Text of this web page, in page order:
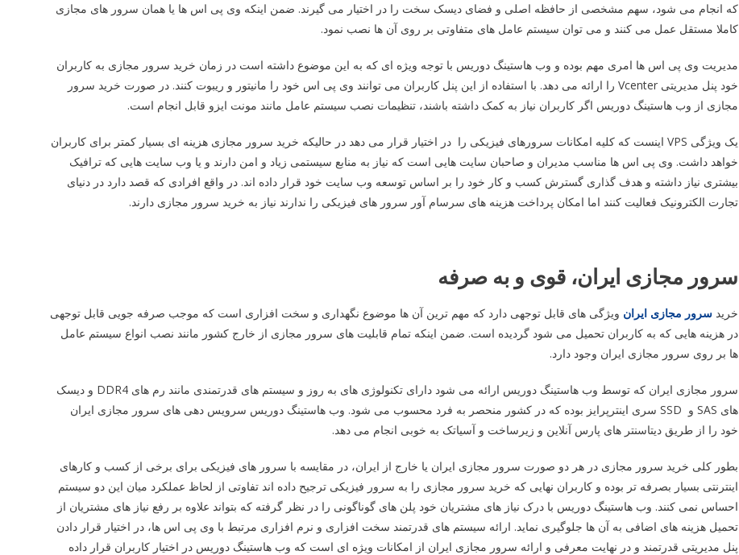
که انجام می شود، سهم مشخصی از حافظه اصلی و فضای دیسک سخت را در اختیار می گیرند. ضمن اینکه وی پی اس ها یا همان سرور های مجازی
کاملا مستقل عمل می کنند و می توان سیستم عامل های متفاوتی بر روی آن ها نصب نمود.
مدیریت وی پی اس ها امری مهم بوده و وب هاستینگ دوریس با توجه ویژه ای که به این موضوع داشته است در زمان خرید سرور مجازی به کاربران
خود پنل مدیریتی Vcenter را ارائه می دهد. با استفاده از این پنل کاربران می توانند وی پی اس خود را مانیتور و ریبوت کنند. در صورت خرید سرور
مجازی از وب هاستینگ دوریس اگر کاربران نیاز به کمک داشته باشند، تنظیمات نصب سیستم عامل مانند مونت ایزو قابل انجام است.
یک ویژگی VPS اینست که کلیه امکانات سرورهای فیزیکی را در اختیار قرار می دهد در حالیکه خرید سرور مجازی هزینه ای بسیار کمتر برای کاربران
خواهد داشت. وی پی اس ها مناسب مدیران و صاحبان سایت هایی است که نیاز به منابع سیستمی زیاد و امن دارند و یا وب سایت هایی که ترافیک
بیشتری نیاز داشته و هدف گذاری گسترش کسب و کار خود را بر اساس توسعه وب سایت خود قرار داده اند. در واقع افرادی که قصد دارد در دنیای
تجارت الکترونیک فعالیت کنند اما امکان پرداخت هزینه های سرسام آور سرور های فیزیکی را ندارند نیاز به خرید سرور مجازی دارند.
سرور مجازی ایران، قوی و به صرفه
خرید سرور مجازی ایران ویژگی های قابل توجهی دارد که مهم ترین آن ها موضوع نگهداری و سخت افزاری است که موجب صرفه جویی قابل توجهی
در هزینه هایی که به کاربران تحمیل می شود گردیده است. ضمن اینکه تمام قابلیت های سرور مجازی از خارج کشور مانند نصب انواع سیستم عامل
ها بر روی سرور مجازی ایران وجود دارد.
سرور مجازی ایران که توسط وب هاستینگ دوریس ارائه می شود دارای تکنولوژی های به روز و سیستم های قدرتمندی مانند رم های DDR4 و دیسک
های SAS و SSD سری اینترپرایز بوده که در کشور منحصر به فرد محسوب می شود. وب هاستینگ دوریس سرویس دهی های سرور مجازی ایران
خود را از طریق دیتاسنتر های پارس آنلاین و زیرساخت و آسیاتک به خوبی انجام می دهد.
بطور کلی خرید سرور مجازی در هر دو صورت سرور مجازی ایران یا خارج از ایران، در مقایسه با سرور های فیزیکی برای برخی از کسب و کارهای
اینترنتی بسیار بصرفه تر بوده و کاربران نهایی که خرید سرور مجازی را به سرور فیزیکی ترجیح داده اند تفاوتی از لحاظ عملکرد میان این دو سیستم
احساس نمی کنند. وب هاستینگ دوریس با درک نیاز های مشتریان خود پلن های گوناگونی را در نظر گرفته که بتواند علاوه بر رفع نیاز های مشتریان از
تحمیل هزینه های اضافی به آن ها جلوگیری نماید. ارائه سیستم های قدرتمند سخت افزاری و نرم افزاری مرتبط با وی پی اس ها، در اختیار قرار دادن
پنل مدیریتی قدرتمند و در نهایت معرفی و ارائه سرور مجازی ایران از امکانات ویژه ای است که وب هاستینگ دوریس در اختیار کاربران قرار داده